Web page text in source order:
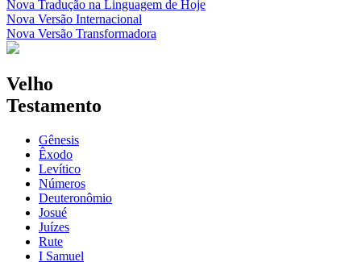
Nova Tradução na Linguagem de Hoje
Nova Versão Internacional
Nova Versão Transformadora
Velho
Testamento
Gênesis
Êxodo
Levítico
Números
Deuteronômio
Josué
Juízes
Rute
I Samuel